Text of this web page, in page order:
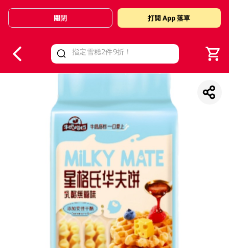
Valid Until 30 June 2026
關閉 打開 App 落單